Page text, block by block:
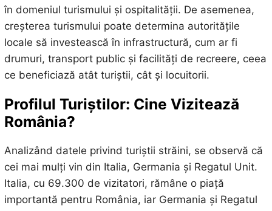
în domeniul turismului și ospitalității. De asemenea,
creșterea turismului poate determina autoritățile
locale să investească în infrastructură, cum ar fi
drumuri, transport public și facilități de recreere, ceea
ce beneficiază atât turiștii, cât și locuitorii.
Profilul Turiștilor: Cine Vizitează
România?
Analizând datele privind turiștii străini, se observă că
cei mai mulți vin din Italia, Germania și Regatul Unit.
Italia, cu 69.300 de vizitatori, rămâne o piață
importantă pentru România, iar Germania și Regatul